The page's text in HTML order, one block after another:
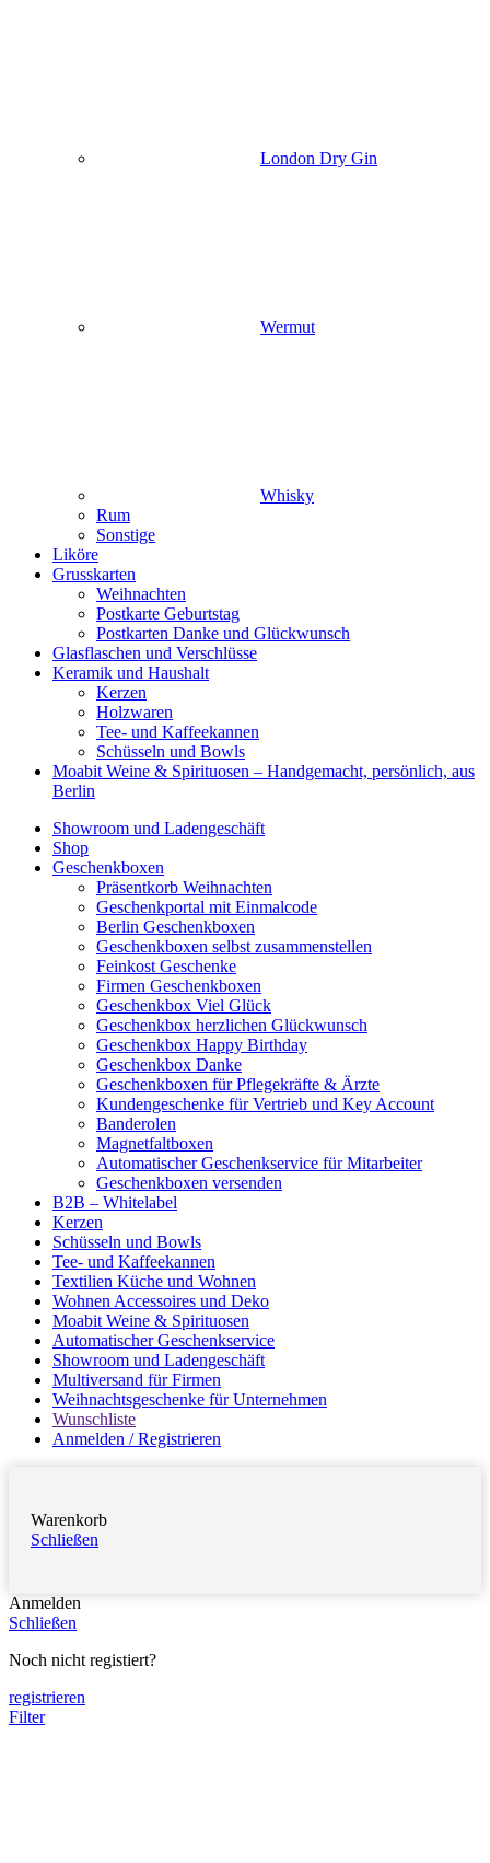
London Dry Gin
Wermut
Whisky
Rum
Sonstige
Liköre
Grusskarten
Weihnachten
Postkarte Geburtstag
Postkarten Danke und Glückwunsch
Glasflaschen und Verschlüsse
Keramik und Haushalt
Kerzen
Holzwaren
Tee- und Kaffeekannen
Schüsseln und Bowls
Moabit Weine & Spirituosen – Handgemacht, persönlich, aus
Berlin
Showroom und Ladengeschäft
Shop
Geschenkboxen
Präsentkorb Weihnachten
Geschenkportal mit Einmalcode
Berlin Geschenkboxen
Geschenkboxen selbst zusammenstellen
Feinkost Geschenke
Firmen Geschenkboxen
Geschenkbox Viel Glück
Geschenkbox herzlichen Glückwunsch
Geschenkbox Happy Birthday
Geschenkbox Danke
Geschenkboxen für Pflegekräfte & Ärzte
Kundengeschenke für Vertrieb und Key Account
Banderolen
Magnetfaltboxen
Automatischer Geschenkservice für Mitarbeiter
Geschenkboxen versenden
B2B – Whitelabel
Kerzen
Schüsseln und Bowls
Tee- und Kaffeekannen
Textilien Küche und Wohnen
Wohnen Accessoires und Deko
Moabit Weine & Spirituosen
Automatischer Geschenkservice
Showroom und Ladengeschäft
Multiversand für Firmen
Weihnachtsgeschenke für Unternehmen
Wunschliste
Anmelden / Registrieren
Warenkorb
Schließen
Anmelden
Schließen
Noch nicht registiert?
registrieren
Filter